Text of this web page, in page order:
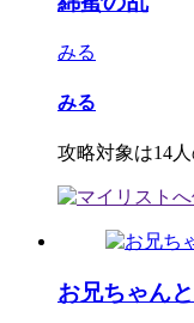
みる
みる
攻略対象は14
お兄ちゃんと